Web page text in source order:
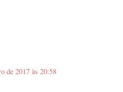
de 2017 às 20:58